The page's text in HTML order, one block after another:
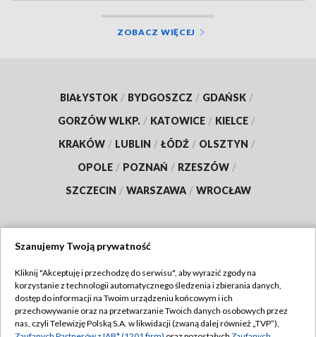
ZOBACZ WIĘCEJ
BIAŁYSTOK / BYDGOSZCZ / GDAŃSK /
GORZÓW WLKP. / KATOWICE / KIELCE /
KRAKÓW / LUBLIN / ŁÓDŹ / OLSZTYN /
OPOLE / POZNAŃ / RZESZÓW /
SZCZECIN / WARSZAWA / WROCŁAW
TVP
Abonament TVP
Emisja w TVP
Regulamin TVP
Szanujemy Twoją prywatność
Kliknij "Akceptuję i przechodzę do serwisu", aby wyrazić zgody na
korzystanie z technologii automatycznego śledzenia i zbierania danych,
dostęp do informacji na Twoim urządzeniu końcowym i ich
przechowywanie oraz na przetwarzanie Twoich danych osobowych przez
nas, czyli Telewizję Polską S.A. w likwidacji (zwaną dalej również „TVP”),